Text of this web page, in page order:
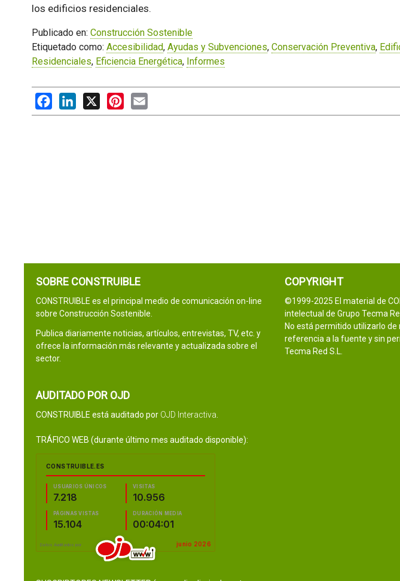
los edificios residenciales.
Publicado en: Construcción Sostenible
Etiquetado como: Accesibilidad, Ayudas y Subvenciones, Conservación Preventiva,
Residenciales, Eficiencia Energética, Informes
FacebookLinkedIn
X PinterestEmail
SOBRE CONSTRUIBLE
CONSTRUIBLE es el principal medio de comunicación on-line
sobre Construcción Sostenible.
Publica diariamente noticias, artículos, entrevistas, TV, etc. y
ofrece la información más relevante y actualizada sobre el
sector.
AUDITADO POR OJD
CONSTRUIBLE está auditado por OJD Interactiva
TRÁFICO WEB (durante último mes auditado disponible):
COPYRIGHT
©1999-2025 El material de
intelectual de Grupo Tecma
No está permitido utilizarlo
referencia a la fuente y sin
Tecma Red S.L.